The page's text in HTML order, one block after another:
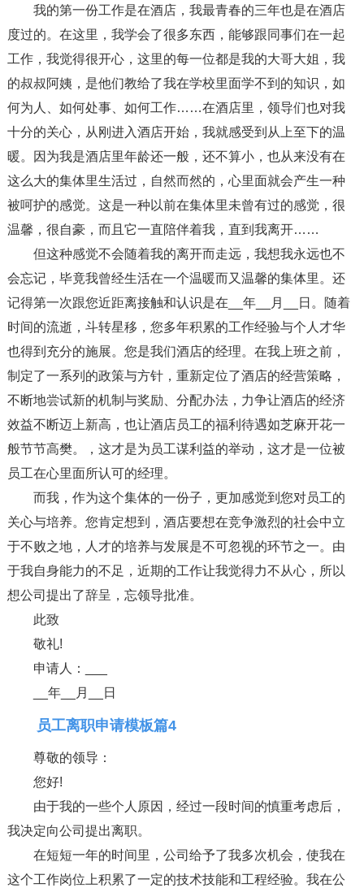
我的第一份工作是在酒店，我最青春的三年也是在酒店
度过的。在这里，我学会了很多东西，能够跟同事们在一起
工作，我觉得很开心，这里的每一位都是我的大哥大姐，我
的叔叔阿姨，是他们教给了我在学校里面学不到的知识，如
何为人、如何处事、如何工作……在酒店里，领导们也对我
十分的关心，从刚进入酒店开始，我就感受到从上至下的温
暖。因为我是酒店里年龄还一般，还不算小，也从来没有在
这么大的集体里生活过，自然而然的，心里面就会产生一种
被呵护的感觉。这是一种以前在集体里未曾有过的感觉，很
温馨，很自豪，而且它一直陪伴着我，直到我离开……
但这种感觉不会随着我的离开而走远，我想我永远也不
会忘记，毕竟我曾经生活在一个温暖而又温馨的集体里。还
记得第一次跟您近距离接触和认识是在__年__月__日。随着
时间的流逝，斗转星移，您多年积累的工作经验与个人才华
也得到充分的施展。您是我们酒店的经理。在我上班之前，
制定了一系列的政策与方针，重新定位了酒店的经营策略，
不断地尝试新的机制与奖励、分配办法，力争让酒店的经济
效益不断迈上新高，也让酒店员工的福利待遇如芝麻开花一
般节节高樊。，这才是为员工谋利益的举动，这才是一位被
员工在心里面所认可的经理。
而我，作为这个集体的一份子，更加感觉到您对员工的
关心与培养。您肯定想到，酒店要想在竞争激烈的社会中立
于不败之地，人才的培养与发展是不可忽视的环节之一。由
于我自身能力的不足，近期的工作让我觉得力不从心，所以
想公司提出了辞呈，忘领导批准。
此致
敬礼!
申请人：___
__年__月__日
员工离职申请模板篇4
尊敬的领导：
您好!
由于我的一些个人原因，经过一段时间的慎重考虑后，
我决定向公司提出离职。
在短短一年的时间里，公司给予了我多次机会，使我在
这个工作岗位上积累了一定的技术技能和工程经验。我在公